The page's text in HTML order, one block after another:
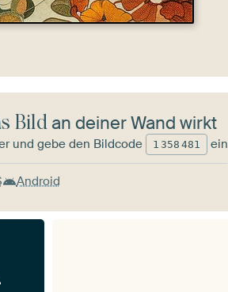
Bildan deiner Wand wirkt
und gebe den Bildcode 1 358 481 ein
Android